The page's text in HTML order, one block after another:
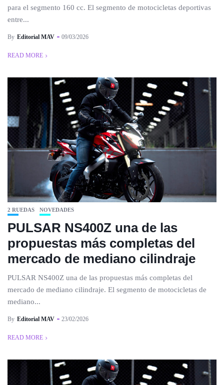
para el segmento 160 cc. El segmento de motocicletas deportivas
entre...
By Editorial MAV 09/03/2026
READ MORE
2 RUEDAS NOVEDADES
PULSAR NS400Z una de las
propuestas más completas del
mercado de mediano cilindraje
PULSAR NS400Z una de las propuestas más completas del
mercado de mediano cilindraje. El segmento de motocicletas de
mediano...
By Editorial MAV 23/02/2026
READ MORE